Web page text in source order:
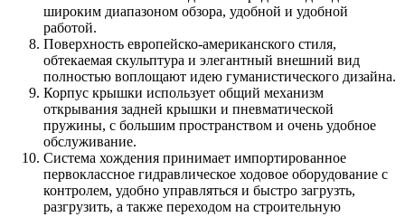
широким диапазоном обзора, удобной и удобной
работой.
Поверхность европейско-американского стиля,
обтекаемая скульптура и элегантный внешний вид
полностью воплощают идею гуманистического дизайна.
Корпус крышки использует общий механизм
открывания задней крышки и пневматической
пружины, с большим пространством и очень удобное
обслуживание.
Система хождения принимает импортированное
первоклассное гидравлическое ходовое оборудование с
контролем, удобно управляться и быстро загрузть,
разгрузить, а также переходом на строительную